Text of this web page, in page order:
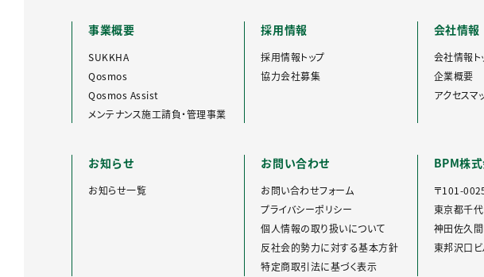
事業概要
SUKKHA
Qosmos
Qosmos Assist
メンテナンス施工請負・管理事業
採用情報
採用情報トップ
協力会社募集
会社情報
会社情報ト
企業概要
アクセスマ
お知らせ
お知らせ一覧
お問い合わせ
お問い合わせフォーム
プライバシーポリシー
個人情報の取り扱いについて
反社会的勢力に対する基本方針
特定商取引法に基づく表示
BPM株
〒101-
東京都千
神田佐久
東邦沢口